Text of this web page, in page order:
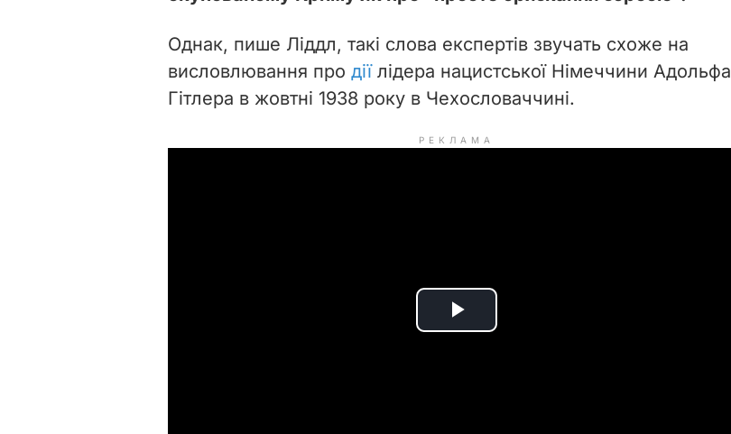
Однак, пише Ліддл, такі слова експертів звучать схоже на
висловлювання про діїлідера нацистської Німеччини Адольфа
Гітлера в жовтні 1938 року в Чехословаччині.
РЕКЛАМА
P